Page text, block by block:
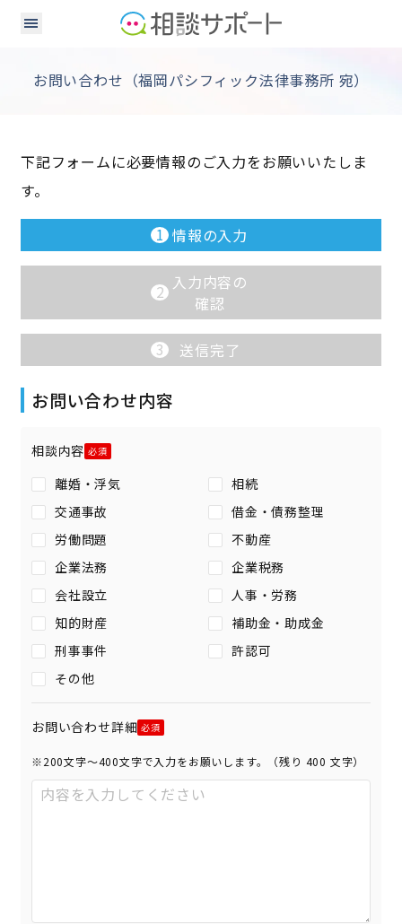
お問い合わせ（福岡パシフィック法律事務所 宛）
下記フォームに必要情報のご入力をお願いいたしま
す。
1 情報の入力
2 入力内容の
確認
3 送信完了
お問い合わせ内容
相談内容
離婚・浮気
相続
交通事故
借金・債務整理
労働問題
不動産
企業法務
企業税務
会社設立
人事・労務
知的財産
補助金・助成金
刑事事件
許認可
その他
お問い合わせ詳細
※200文字〜400文字で入力をお願いします。（残り 400 文字）